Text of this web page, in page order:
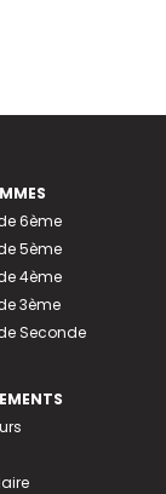
6ème
5ème
4ème
3ème
Seconde